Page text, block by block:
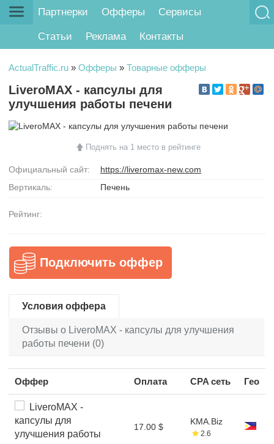
Партнерки Офферы Сервисы
Статьи Реклама Контакты
ActualTraffic.ru » Офферы » Товарные офферы
LiveroMAX - капсулы для
улучшения работы печени
Поднять на 1 место в рейтинге
Официальный сайт:
https://liveromax-new.com
Вертикаль:
Печень
Рейтинг:
Подключить оффер
Условия оффера
Отзывы о LiveroMAX - капсулы для улучшения
работы печени (0)
Оффер Оплата CPA сеть Гео
LiveroMAX -
капсулы для
улучшения работы
17.00 $
KMA.Biz
2.6